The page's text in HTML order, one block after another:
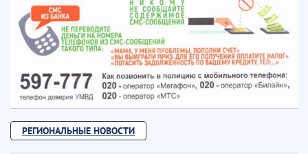
РЕГИОНАЛЬНЫЕ НОВОСТИ